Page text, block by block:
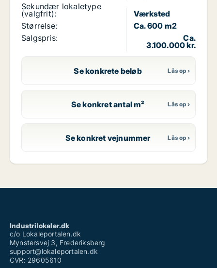
Sekundær lokaletype
(valgfrit):
Værksted
Størrelse:
Ca. 600 m2
Salgspris:
Ca.
3.100.000 kr.
Se konkrete beløb
Se konkret antal m²
Se konkret vejnummer
Industrilokaler.dk
c/o Lokaleportalen.dk
Mynstersvej 3, Frederiksberg
support@lokaleportalen.dk
CVR: 29605610